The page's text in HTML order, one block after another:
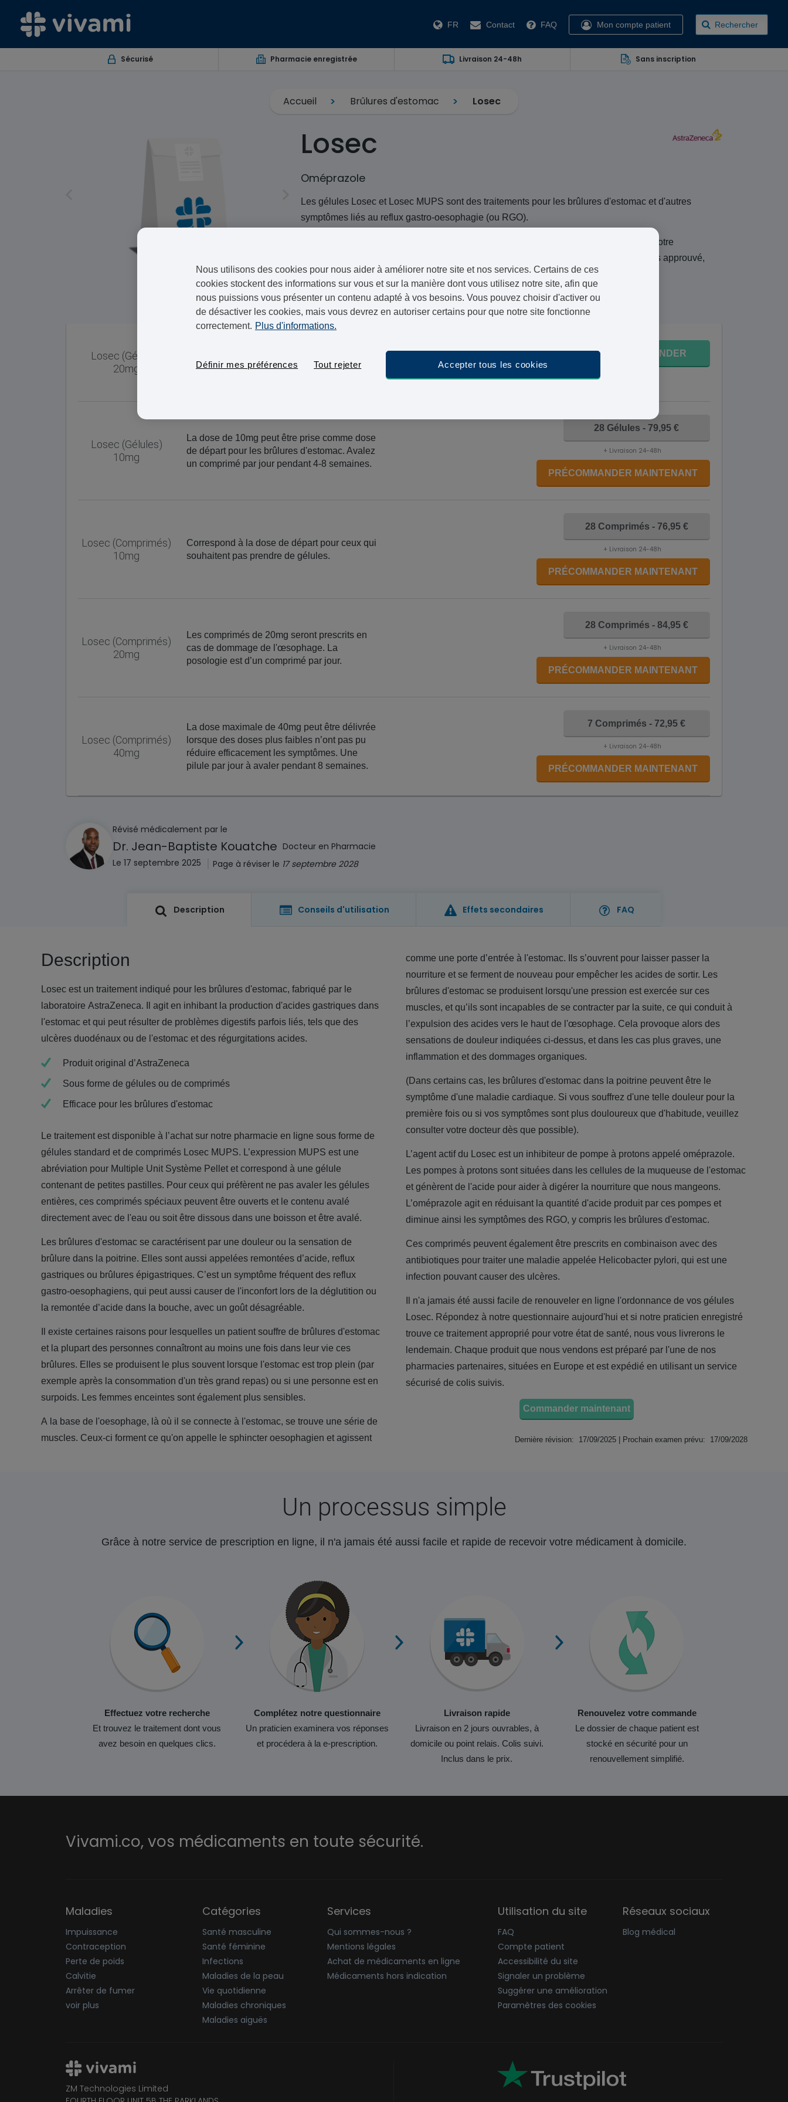
FR Contact FAQ Mon compte patient Rechercher
Sécurisé Pharmacie enregistrée Livraison 24-48h Sans inscription
Accueil Brûlures d'estomac Losec
Losec
Oméprazole
Les gélules Losec et Losec MUPS sont des traitements pour les brûlures d'estomac et d'autres
symptômes liés au reflux gastro-oesophagie (ou RGO).
Acheter votre médicament sur prescription ne doit pas être un problème. Remplissez notre
questionnaire aujourd'hui pour avoir votre cas examiné par un praticien agréé. Une fois approuvé,
nous vous livrerons votre traitement en un à deux jours ouvrables.
Commandez maintenant, livraison lemercredi 12 août
Losec (Gélules)
20mg
à avaler une fois par jour, pendant 4-8
28 Gélules - 89,95 € COMMANDER
Losec (Gélules)
10mg
La dose de 10mg peut être prise comme dose
de départ pour les brûlures d'estomac. Avalez
un comprimé par jour pendant 4-8 semaines.
28 Gélules - 79,95 €
+ Livraison 24-48h
PRÉCOMMANDER MAINTENANT
Losec (Comprimés)
10mg
Correspond à la dose de départ pour ceux qui
souhaitent pas prendre de gélules.
28 Comprimés - 76,95 €
+ Livraison 24-48h
PRÉCOMMANDER MAINTENANT
Losec (Comprimés)
20mg
Les comprimés de 20mg seront prescrits en
cas de dommage de l'œsophage. La
posologie est d’un comprimé par jour.
28 Comprimés - 84,95 €
+ Livraison 24-48h
PRÉCOMMANDER MAINTENANT
Losec (Comprimés)
40mg
La dose maximale de 40mg peut être délivrée
lorsque des doses plus faibles n’ont pas pu
réduire efficacement les symptômes. Une
pilule par jour à avaler pendant 8 semaines.
7 Comprimés - 72,95 €
+ Livraison 24-48h
PRÉCOMMANDER MAINTENANT
Révisé médicalement par le
Dr. Jean-Baptiste Kouatche Docteur en Pharmacie
Le 17 septembre 2025
Page à réviser le 17 septembre 2028
Description Conseils d'utilisation Effets secondaires FAQ
Description
Losec est un traitement indiqué pour les brûlures d'estomac, fabriqué par le
laboratoire AstraZeneca. Il agit en inhibant la production d'acides gastriques dans
l'estomac et qui peut résulter de problèmes digestifs parfois liés, tels que des
ulcères duodénaux ou de l'estomac et des régurgitations acides.
Produit original d’AstraZeneca
Sous forme de gélules ou de comprimés
Efficace pour les brûlures d'estomac
Le traitement est disponible à l’achat sur notre pharmacie en ligne sous forme de
gélules standard et de comprimés Losec MUPS. L’expression MUPS est une
abréviation pour Multiple Unit Système Pellet et correspond à une gélule
contenant de petites pastilles. Pour ceux qui préfèrent ne pas avaler les gélules
entières, ces comprimés spéciaux peuvent être ouverts et le contenu avalé
directement avec de l'eau ou soit être dissous dans une boisson et être avalé.
Les brûlures d'estomac se caractérisent par une douleur ou la sensation de
brûlure dans la poitrine. Elles sont aussi appelées remontées d’acide, reflux
gastriques ou brûlures épigastriques. C’est un symptôme fréquent des reflux
gastro-oesophagiens, qui peut aussi causer de l'inconfort lors de la déglutition ou
la remontée d’acide dans la bouche, avec un goût désagréable.
Il existe certaines raisons pour lesquelles un patient souffre de brûlures d'estomac
et la plupart des personnes connaîtront au moins une fois dans leur vie ces
brûlures. Elles se produisent le plus souvent lorsque l'estomac est trop plein (par
exemple après la consommation d'un très grand repas) ou si une personne est en
surpoids. Les femmes enceintes sont également plus sensibles.
A la base de l'oesophage, là où il se connecte à l'estomac, se trouve une série de
muscles. Ceux-ci forment ce qu'on appelle le sphincter oesophagien et agissent
comme une porte d’entrée à l'estomac. Ils s’ouvrent pour laisser passer la
nourriture et se ferment de nouveau pour empêcher les acides de sortir. Les
brûlures d'estomac se produisent lorsqu'une pression est exercée sur ces
muscles, et qu’ils sont incapables de se contracter par la suite, ce qui conduit à
l’expulsion des acides vers le haut de l'œsophage. Cela provoque alors des
sensations de douleur indiquées ci-dessus, et dans les cas plus graves, une
inflammation et des dommages organiques.
(Dans certains cas, les brûlures d'estomac dans la poitrine peuvent être le
symptôme d'une maladie cardiaque. Si vous souffrez d'une telle douleur pour la
première fois ou si vos symptômes sont plus douloureux que d'habitude, veuillez
consulter votre docteur dès que possible).
L’agent actif du Losec est un inhibiteur de pompe à protons appelé oméprazole.
Les pompes à protons sont situées dans les cellules de la muqueuse de l'estomac
et génèrent de l'acide pour aider à digérer la nourriture que nous mangeons.
L’oméprazole agit en réduisant la quantité d'acide produit par ces pompes et
diminue ainsi les symptômes des RGO, y compris les brûlures d'estomac.
Ces comprimés peuvent également être prescrits en combinaison avec des
antibiotiques pour traiter une maladie appelée Helicobacter pylori, qui est une
infection pouvant causer des ulcères.
Il n'a jamais été aussi facile de renouveler en ligne l'ordonnance de vos gélules
Losec. Répondez à notre questionnaire aujourd'hui et si notre praticien enregistré
trouve ce traitement approprié pour votre état de santé, nous vous livrerons le
lendemain. Chaque produit que nous vendons est préparé par l'une de nos
pharmacies partenaires, situées en Europe et est expédié en utilisant un service
sécurisé de colis suivis.
Commander maintenant
Dernière révision: 17/09/2025 | Prochain examen prévu: 17/09/2028
Un processus simple
Grâce à notre service de prescription en ligne, il n'a jamais été aussi facile et rapide de recevoir votre médicament à domicile.
Effectuez votre recherche
Et trouvez le traitement dont vous
avez besoin en quelques clics.
Complétez notre questionnaire
Un praticien examinera vos réponses
et procédera à la e-prescription.
Livraison rapide
Livraison en 2 jours ouvrables, à
domicile ou point relais. Colis suivi.
Inclus dans le prix.
Renouvelez votre commande
Le dossier de chaque patient est
stocké en sécurité pour un
renouvellement simplifié.
Vivami.co,vos médicaments en toute sécurité.
Maladies
Impuissance
Contraception
Perte de poids
Calvitie
Arrêter de fumer
voir plus
Catégories
Santé masculine
Santé féminine
Infections
Maladies de la peau
Vie quotidienne
Maladies chroniques
Maladies aiguës
Services
Qui sommes-nous ?
Mentions légales
Achat de médicaments en ligne
Médicaments hors indication
Utilisation du site
FAQ
Compte patient
Accessibilité du site
Signaler un problème
Suggérer une amélioration
Paramètres des cookies
Réseaux sociaux
Blog médical
ZM Technologies Limited
Nous utilisons des cookies pour nous aider à améliorer notre site et nos services. Certains de ces
cookies stockent des informations sur vous et sur la manière dont vous utilisez notre site, afin que
nous puissions vous présenter un contenu adapté à vos besoins. Vous pouvez choisir d'activer ou
de désactiver les cookies, mais vous devrez en autoriser certains pour que notre site fonctionne
correctement. Plus d'informations.
Définir mes préférences Tout rejeter Accepter tous les cookies